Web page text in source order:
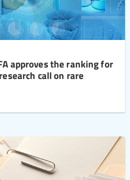
approves the ranking for
call on rare